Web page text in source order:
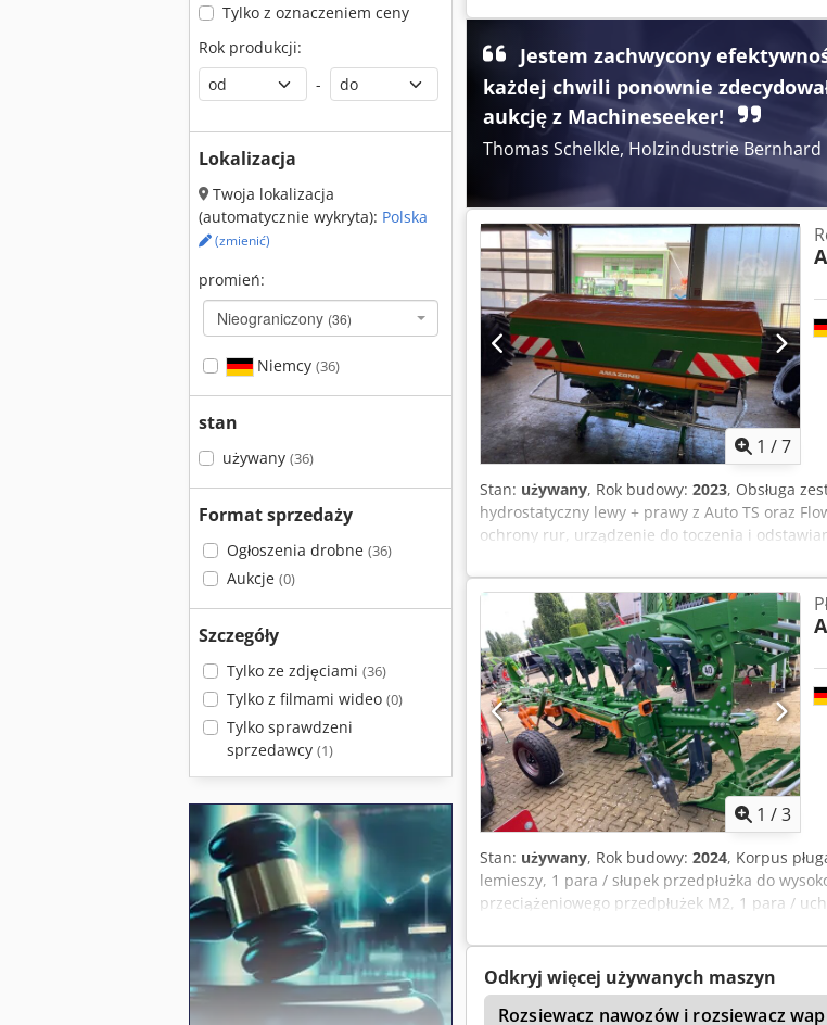
Tylko z oznaczeniem ceny
Rok produkcji:
-
Lokalizacja
Twoja lokalizacja
(automatycznie wykryta): Polska
(zmienić)
promień:
Nieograniczony (36)
Niemcy (36)
stan
używany (36)
Format sprzedaży
Ogłoszenia drobne (36)
Aukcje (0)
Szczegóły
Tylko ze zdjęciami (36)
Tylko z filmami wideo (0)
Tylko sprawdzeni
sprzedawcy (1)
Jestem zachwycony
każdej chwili ponownie
aukcję z Machineseeker!
Thomas Schelkle, Holzindustrie Bernhard
1 /7
Stan: używany, Rok budowy: 2023, Obsługa
hydrostatyczny lewy + prawy z Auto TS oraz
ochrony rur, urządzenie do toczenia i
systemu ważącego, 16 sztuk EasyCheck.
1 /3
Stan: używany, Rok budowy: 2024, Korpus
lemieszy, 1 para / słupek przedpłużka do
przeciążeniowego przedpłużek M2, 1 para /
zabezpieczeniem, 1 para / montaż korpusu z
Odkryj więcej używanych maszyn
Rozsiewacz nawozów i rozsiewacz
Głęboko Pług Amazone Uf 1201